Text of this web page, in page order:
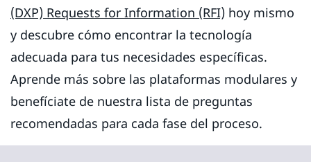
(DXP) Requests for Information (RFI) hoy mismo
y descubre cómo encontrar la tecnología
adecuada para tus necesidades específicas.
Aprende más sobre las plataformas modulares y
benefíciate de nuestra lista de preguntas
recomendadas para cada fase del proceso.